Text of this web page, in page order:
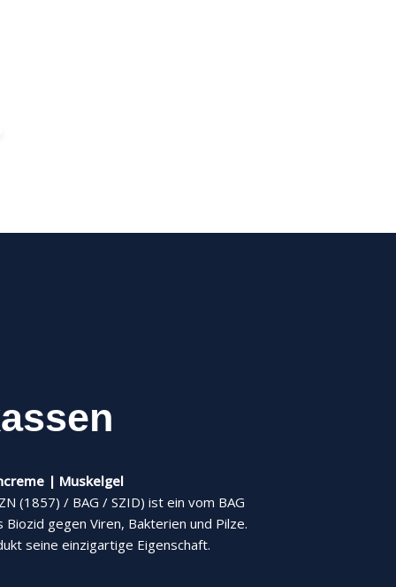
| Muskelgel
(1857) / BAG / SZID) ist ein vom BAG
gegen Viren, Bakterien und Pilze.
seine einzigartige Eigenschaft.